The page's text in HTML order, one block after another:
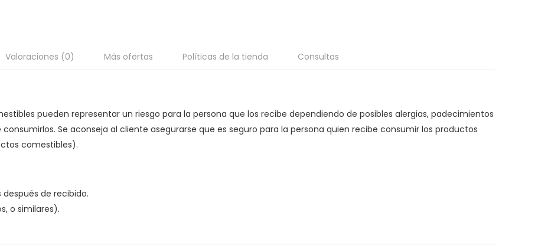
Valoraciones (0) Más ofertas Políticas de la tienda Consultas
pueden representar un riesgo para la persona que los recibe dependiendo de posibles alergias, padecimientos
Se aconseja al cliente asegurarse que es seguro para la persona quien recibe consumir los productos
comestibles).
de recibido.
o similares).